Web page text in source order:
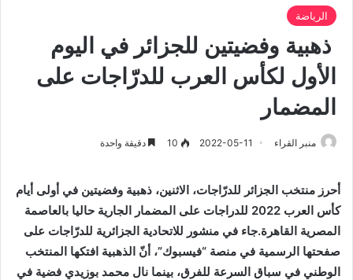
الرياضة
ذهبية وفضيتين للجزائر في اليوم
الأول لكأس العرب للدرّاجات على
المضمار
منبر القراء 2022-05-11
10 دقيقة واحدة
أحرز منتخب الجزائر للدرّاجات، الاثنين، ذهبية وفضيتين في أولى أيام
كأس العرب 2022 للدراجات على المضمار الجارية حاليا بالعاصمة
المصرية القاهرة.جاء في منشور للاتحادية الجزائرية للدرّاجات على
صفحتها الرسمية في منصة “فيسبوك”، أنّ الذهبية افتكها المنتخب
الوطني في سباق السرعة للفرق، بينما نال محمد بوزيدي فضية في